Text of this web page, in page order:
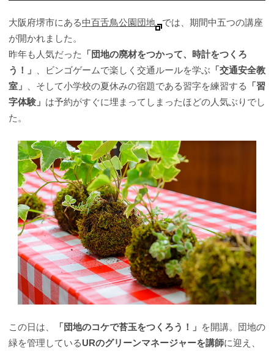
大阪府堺市にある中百舌鳥公園団地
では、期間中五つの講座
が開かれました。
昨年も人気だった
「団地の廃材をつかって、時計をつくろ
う！」
、ビンゴゲームで楽しく交通ルールを学ぶ 「交通安全教
室」
、そして小学校の夏休みの宿題である習字を練習する
「習
字体験」 は予約がすぐに埋まってしまったほどの人気ぶりでし
た。
この日は、 「団地のコケで苔玉をつくろう！」 を開講。団地の
緑を管理しているURのグリーンマネージャーを講師に迎え、